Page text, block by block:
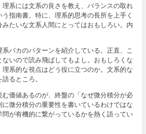
系には文系の良さを教え、バランスの取れ
指南書。特に、理系的思考の長所を上手く
たいな文系人間にとってはおもしろい。内
バカのパターンを紹介している。正直、こ
いので読み飛ばしてもよし。おもしろくな
系的な視点はどう役に立つのか。文系的な
るところ。
価値あるのが、終盤の「なぜ微分積分が必
微分積分の重要性を書いているわけではな
問が有機的に繋がっているかを熱く語ってい